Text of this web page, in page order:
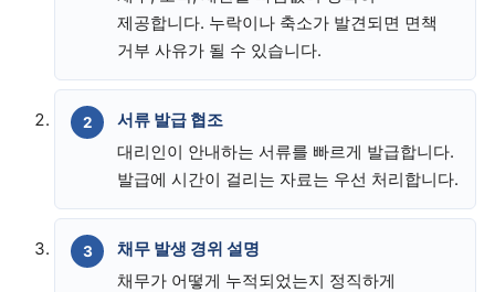
제공합니다. 누락이나 축소가 발견되면 면책
거부 사유가 될 수 있습니다.
서류 발급 협조
대리인이 안내하는 서류를 빠르게 발급합니다.
발급에 시간이 걸리는 자료는 우선 처리합니다.
채무 발생 경위 설명
채무가 어떻게 누적되었는지 정직하게